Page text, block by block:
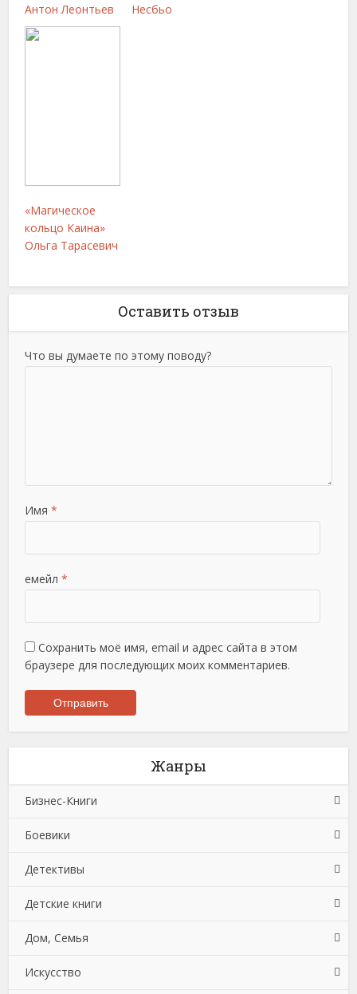
Антон Леонтьев
Несбьо
«Магическое
кольцо Каина»
Ольга Тарасевич
Оставить отзыв
Что вы думаете по этому поводу?
Имя *
емейл *
Сохранить моё имя, email и адрес сайта в этом
браузере для последующих моих комментариев.
Жанры
Бизнес-Книги
Банковское дело
Бухучет, налогообложение, аудит
Делопроизводство
Зарубежная деловая литература
Корпоративная культура
Боевики
Боевики: Прочее
Криминальные боевики
Триллеры
Детективы
Зарубежные детективы
Иронические детективы
Исторические детективы
Детские книги
Детская проза
Детская фантастика
Дом, Семья
Автомобили и ПДД
Искусство